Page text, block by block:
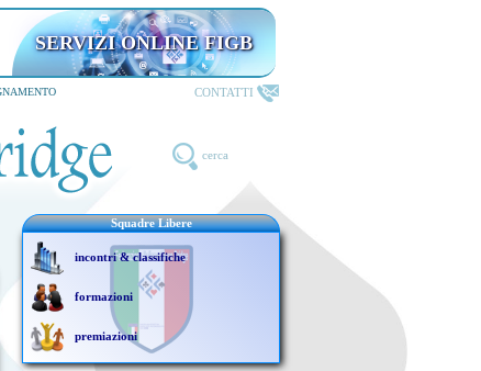
SERVIZI ONLINE FIGB
CONTATTI
cerca
Squadre Libere
incontri & classifiche
formazioni
premiazioni